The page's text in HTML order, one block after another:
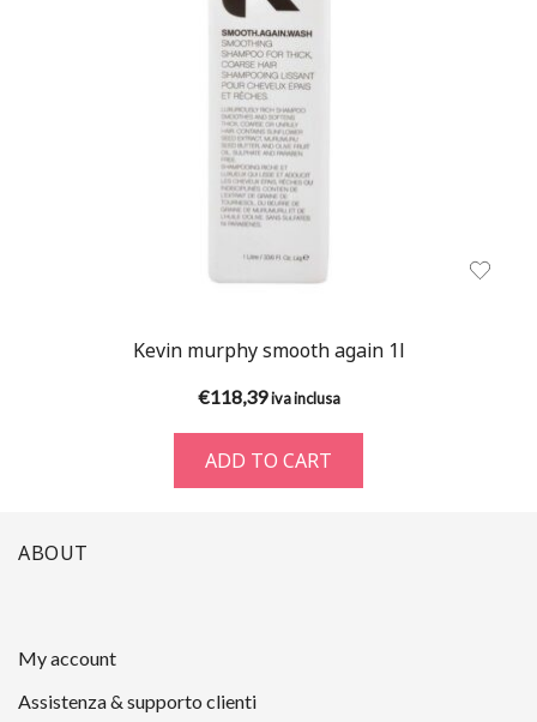
Kevin murphy smooth again 1l
€118,39 iva inclusa
ADD TO CART
ABOUT
My account
Assistenza & supporto clienti